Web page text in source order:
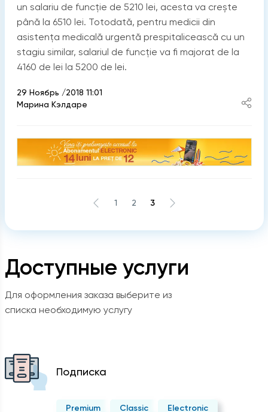
Доступные услуги
Для оформления заказа выберите из
списка необходимую услугу
Подписка
Premium Classic Electronic
un salariu de funcție de 5210 lei, acesta va crește
până la 6510 lei. Totodată, pentru medicii din
asistenţa medicală urgentă prespitalicească cu un
stagiu similar, salariul de funcție va fi majorat de la
4160 de lei la 5200 de lei.
29 Ноябрь /2018 11:01
Марина Кэлдаре
1 2 3